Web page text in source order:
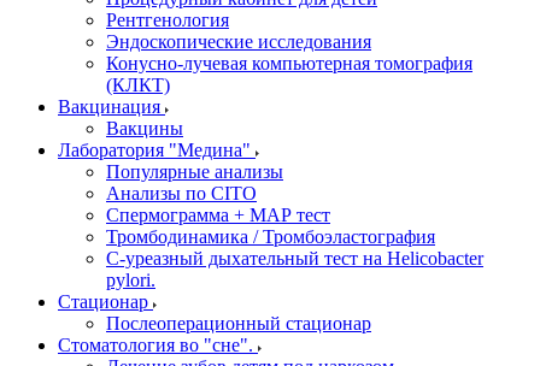
Рентгенология
Эндоскопические исследования
Конусно-лучевая компьютерная томография
(КЛКТ)
Вакцинация
Вакцины
Лаборатория "Медина"
Популярные анализы
Анализы по CITO
Спермограмма + МАР тест
Тромбодинамика / Тромбоэластография
С-уреазный дыхательный тест на Helicobacter
pylori.
Стационар
Послеоперационный стационар
Стоматология во "сне".